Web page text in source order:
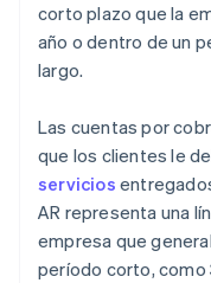
corto plazo que la
año o dentro de un
largo.
Las cuentas por
que los clientes le
servicios
AR representa una
empresa que
período corto, como